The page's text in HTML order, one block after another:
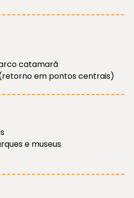
catamarã
em pontos centrais)
e museus